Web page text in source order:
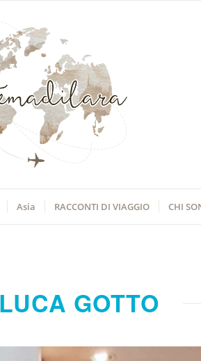
Asia RACCONTI DI VIAGGIO CHI
GOTTO